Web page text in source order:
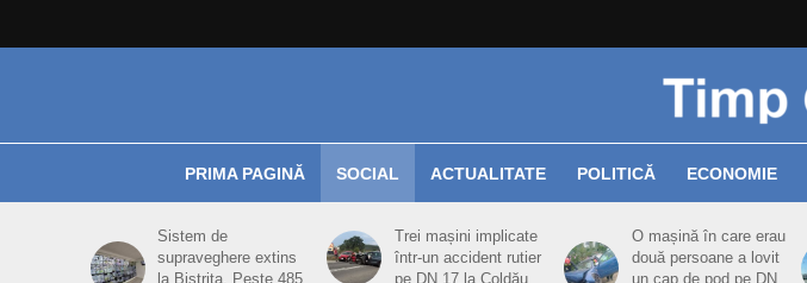
PRIMA PAGINĂ SOCIAL ACTUALITATE POLITICĂ ECONOMIE
Sistem de
supraveghere extins
la Bistrița. Peste 485
Trei mașini implicate
într-un accident rutier
pe DN 17 la Coldău
O mașină în care erau
două persoane a lovit
un cap de pod pe DN